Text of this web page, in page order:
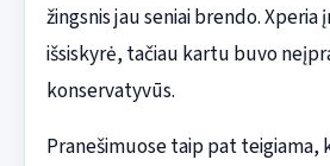
žingsnis jau seniai brendo. Xperia
išsiskyrė, tačiau kartu buvo
konservatyvūs.
Pranešimuose taip pat teigiama,